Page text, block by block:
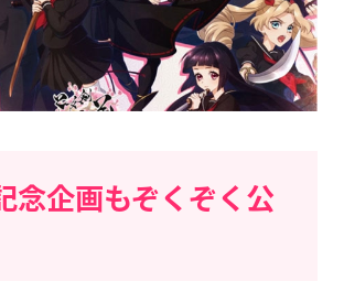
念企画もぞくぞく公